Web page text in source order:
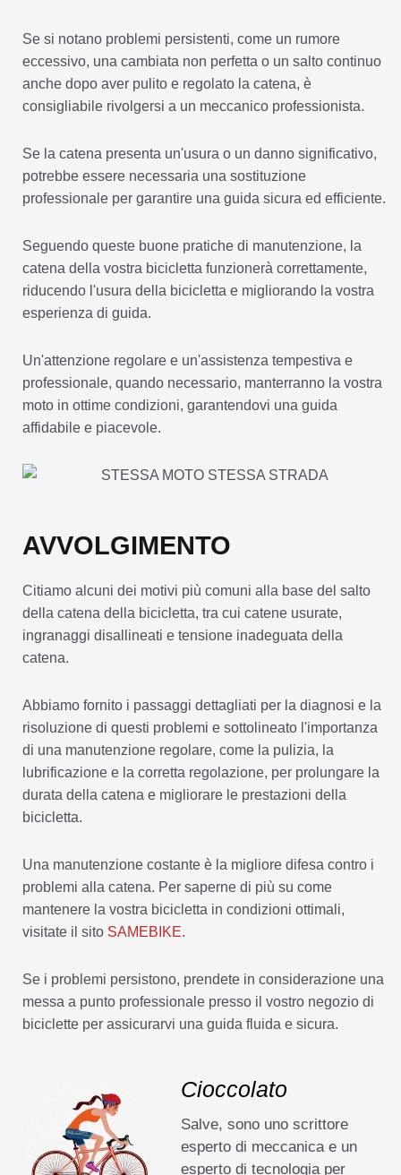
Se si notano problemi persistenti, come un rumore
eccessivo, una cambiata non perfetta o un salto continuo
anche dopo aver pulito e regolato la catena, è
consigliabile rivolgersi a un meccanico professionista.
Se la catena presenta un'usura o un danno significativo,
potrebbe essere necessaria una sostituzione
professionale per garantire una guida sicura ed efficiente.
Seguendo queste buone pratiche di manutenzione, la
catena della vostra bicicletta funzionerà correttamente,
riducendo l'usura della bicicletta e migliorando la vostra
esperienza di guida.
Un'attenzione regolare e un'assistenza tempestiva e
professionale, quando necessario, manterranno la vostra
moto in ottime condizioni, garantendovi una guida
affidabile e piacevole.
AVVOLGIMENTO
Citiamo alcuni dei motivi più comuni alla base del salto
della catena della bicicletta, tra cui catene usurate,
ingranaggi disallineati e tensione inadeguata della
catena.
Abbiamo fornito i passaggi dettagliati per la diagnosi e la
risoluzione di questi problemi e sottolineato l'importanza
di una manutenzione regolare, come la pulizia, la
lubrificazione e la corretta regolazione, per prolungare la
durata della catena e migliorare le prestazioni della
bicicletta.
Una manutenzione costante è la migliore difesa contro i
problemi alla catena. Per saperne di più su come
mantenere la vostra bicicletta in condizioni ottimali,
visitate il sito SAMEBIKE.
Se i problemi persistono, prendete in considerazione una
messa a punto professionale presso il vostro negozio di
biciclette per assicurarvi una guida fluida e sicura.
Cioccolato
Salve, sono uno scrittore
esperto di meccanica e un
esperto di tecnologia per